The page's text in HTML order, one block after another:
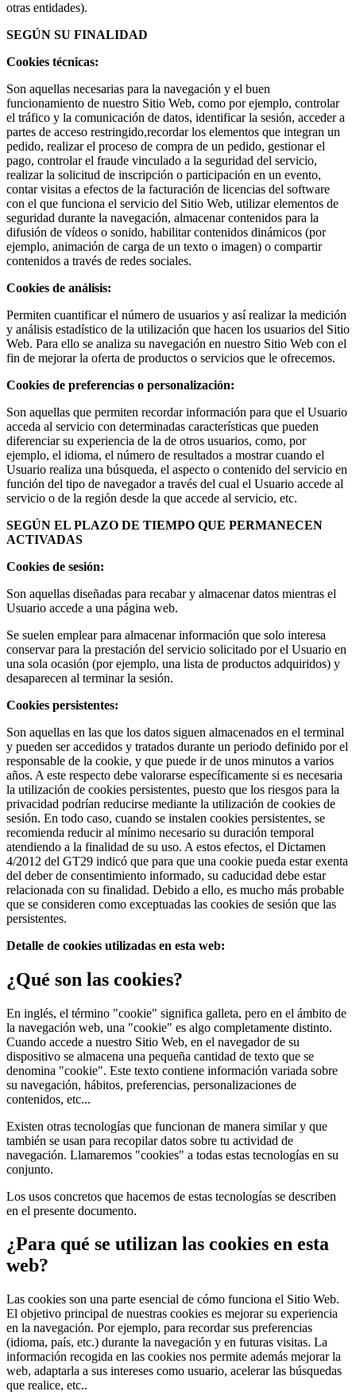
otras entidades).
SEGÚN SU FINALIDAD
Cookies técnicas:
Son aquellas necesarias para la navegación y el buen
funcionamiento de nuestro Sitio Web, como por ejemplo, controlar
el tráfico y la comunicación de datos, identificar la sesión, acceder a
partes de acceso restringido,recordar los elementos que integran un
pedido, realizar el proceso de compra de un pedido, gestionar el
pago, controlar el fraude vinculado a la seguridad del servicio,
realizar la solicitud de inscripción o participación en un evento,
contar visitas a efectos de la facturación de licencias del software
con el que funciona el servicio del Sitio Web, utilizar elementos de
seguridad durante la navegación, almacenar contenidos para la
difusión de vídeos o sonido, habilitar contenidos dinámicos (por
ejemplo, animación de carga de un texto o imagen) o compartir
contenidos a través de redes sociales.
Cookies de análisis:
Permiten cuantificar el número de usuarios y así realizar la medición
y análisis estadístico de la utilización que hacen los usuarios del Sitio
Web. Para ello se analiza su navegación en nuestro Sitio Web con el
fin de mejorar la oferta de productos o servicios que le ofrecemos.
Cookies de preferencias o personalización:
Son aquellas que permiten recordar información para que el Usuario
acceda al servicio con determinadas características que pueden
diferenciar su experiencia de la de otros usuarios, como, por
ejemplo, el idioma, el número de resultados a mostrar cuando el
Usuario realiza una búsqueda, el aspecto o contenido del servicio en
función del tipo de navegador a través del cual el Usuario accede al
servicio o de la región desde la que accede al servicio, etc.
SEGÚN EL PLAZO DE TIEMPO QUE PERMANECEN
ACTIVADAS
Cookies de sesión:
Son aquellas diseñadas para recabar y almacenar datos mientras el
Usuario accede a una página web.
Se suelen emplear para almacenar información que solo interesa
conservar para la prestación del servicio solicitado por el Usuario en
una sola ocasión (por ejemplo, una lista de productos adquiridos) y
desaparecen al terminar la sesión.
Cookies persistentes:
Son aquellas en las que los datos siguen almacenados en el terminal
y pueden ser accedidos y tratados durante un periodo definido por el
responsable de la cookie, y que puede ir de unos minutos a varios
años. A este respecto debe valorarse específicamente si es necesaria
la utilización de cookies persistentes, puesto que los riesgos para la
privacidad podrían reducirse mediante la utilización de cookies de
sesión. En todo caso, cuando se instalen cookies persistentes, se
recomienda reducir al mínimo necesario su duración temporal
atendiendo a la finalidad de su uso. A estos efectos, el Dictamen
4/2012 del GT29 indicó que para que una cookie pueda estar exenta
del deber de consentimiento informado, su caducidad debe estar
relacionada con su finalidad. Debido a ello, es mucho más probable
que se consideren como exceptuadas las cookies de sesión que las
persistentes.
Detalle de cookies utilizadas en esta web:
¿Qué son las cookies?
En inglés, el término "cookie" significa galleta, pero en el ámbito de
la navegación web, una "cookie" es algo completamente distinto.
Cuando accede a nuestro Sitio Web, en el navegador de su
dispositivo se almacena una pequeña cantidad de texto que se
denomina "cookie". Este texto contiene información variada sobre
su navegación, hábitos, preferencias, personalizaciones de
contenidos, etc...
Existen otras tecnologías que funcionan de manera similar y que
también se usan para recopilar datos sobre tu actividad de
navegación. Llamaremos "cookies" a todas estas tecnologías en su
conjunto.
Los usos concretos que hacemos de estas tecnologías se describen
en el presente documento.
¿Para qué se utilizan las cookies en esta
web?
Las cookies son una parte esencial de cómo funciona el Sitio Web.
El objetivo principal de nuestras cookies es mejorar su experiencia
en la navegación. Por ejemplo, para recordar sus preferencias
(idioma, país, etc.) durante la navegación y en futuras visitas. La
información recogida en las cookies nos permite además mejorar la
web, adaptarla a sus intereses como usuario, acelerar las búsquedas
que realice, etc..